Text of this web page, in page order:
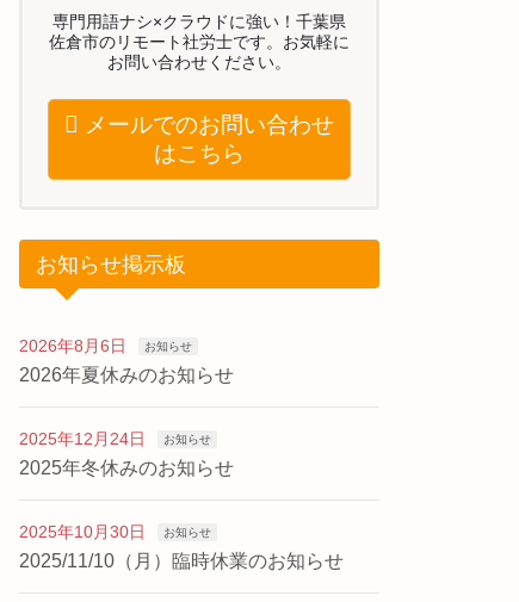
専門用語ナシ×クラウドに強い！千葉県
佐倉市のリモート社労士です。お気軽に
お問い合わせください。
メールでのお問い合わせ
はこちら
お知らせ掲示板
2026年8月6日 お知らせ
2026年夏休みのお知らせ
2025年12月24日 お知らせ
2025年冬休みのお知らせ
2025年10月30日 お知らせ
2025/11/10（月）臨時休業のお知らせ